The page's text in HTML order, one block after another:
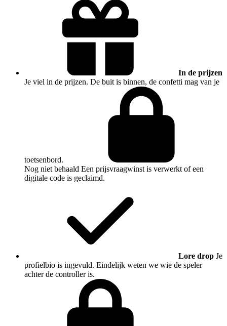
In de prijzen
Je viel in de prijzen. De buit is binnen, de confetti mag van je
toetsenbord.
Nog niet behaald Een prijsvraagwinst is verwerkt of een
digitale code is geclaimd.
Lore drop Je
profielbio is ingevuld. Eindelijk weten we wie de speler
achter de controller is.